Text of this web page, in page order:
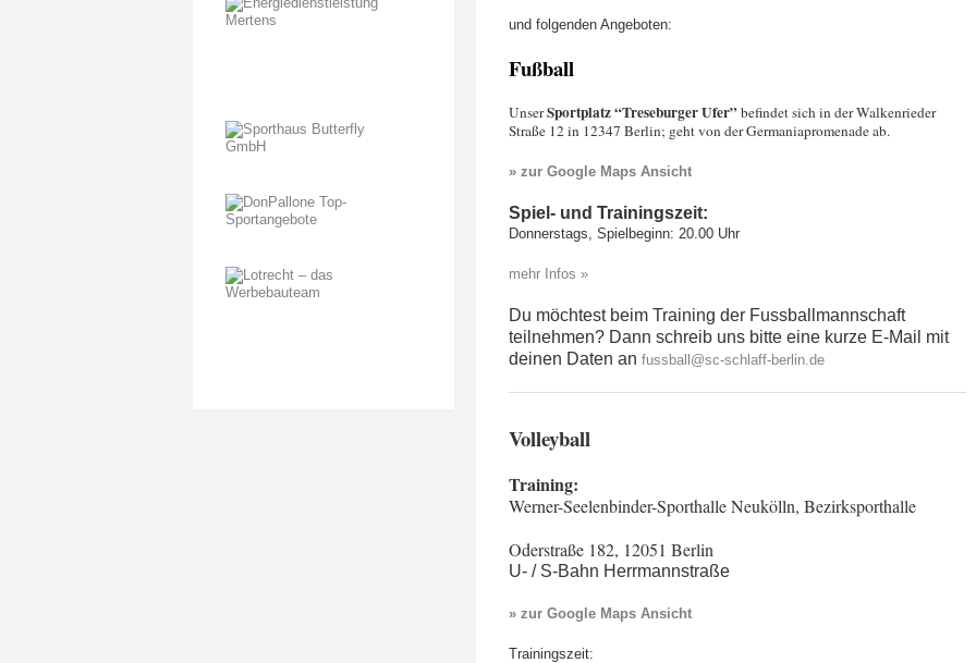
und folgenden Angeboten:
Fußball
UnserSportplatz “Treseburger Ufer”befindet sich in der Walkenrieder
Straße 12 in 12347 Berlin; geht von der Germaniapromenade ab.
» zur Google Maps Ansicht
Spiel- und Trainingszeit:
Donnerstags, Spielbeginn: 20.00 Uhr
mehr Infos »
Du möchtest beim Training der Fussballmannschaft
teilnehmen? Dann schreib uns bitte eine kurze E-Mail mit
deinen Daten an fussball@sc-schlaff-berlin.de
Volleyball
Training:
Werner-Seelenbinder-Sporthalle Neukölln, Bezirksporthalle
Oderstraße 182, 12051 Berlin
U- / S-Bahn Herrmannstraße
» zur Google Maps Ansicht
Trainingszeit: